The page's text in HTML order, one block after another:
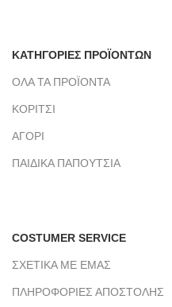
ΚΑΤΗΓΟΡΙΕΣ ΠΡΟΪΟΝΤΩΝ
ΟΛΑ ΤΑ ΠΡΟΪΟΝΤΑ
ΚΟΡΙΤΣΙ
ΑΓΟΡΙ
ΠΑΙΔΙΚΑ ΠΑΠΟΥΤΣΙΑ
COSTUMER SERVICE
ΣΧΕΤΙΚΑ ΜΕ ΕΜΑΣ
ΠΛΗΡΟΦΟΡΙΕΣ ΑΠΟΣΤΟΛΗΣ